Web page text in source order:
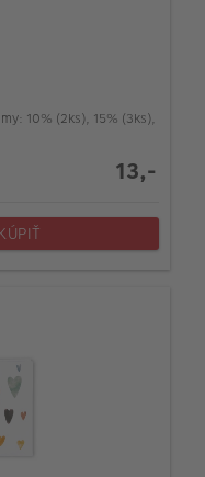
10% (2ks), 15% (3ks),
13,-